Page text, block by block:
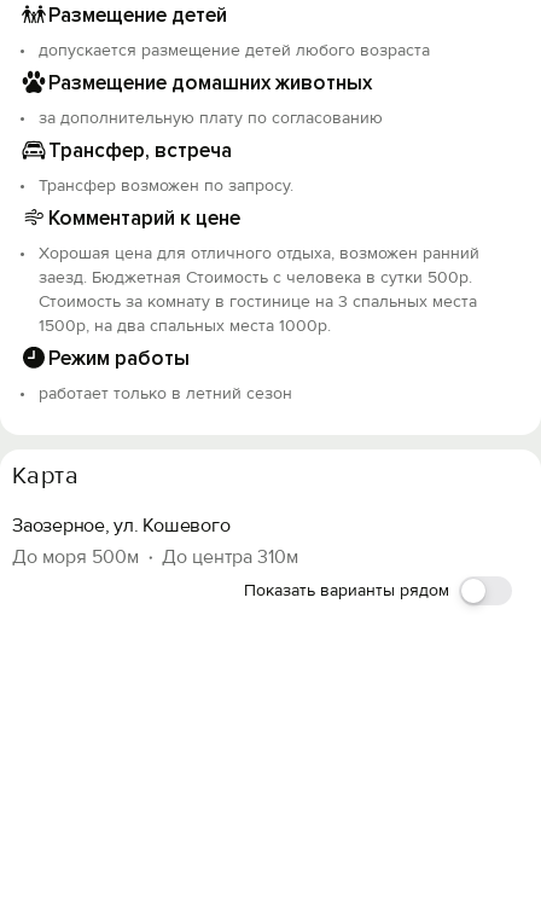
Размещение детей
допускается размещение детей любого возраста
Размещение домашних животных
за дополнительную плату по согласованию
Трансфер, встреча
Трансфер возможен по запросу.
Комментарий к цене
Хорошая цена для отличного отдыха, возможен ранний
заезд. Бюджетная Стоимость с человека в сутки 500р.
Стоимость за комнату в гостинице на 3 спальных места
1500р, на два спальных места 1000р.
Режим работы
работает только в летний сезон
Карта
Заозерное, ул. Кошевого
До моря 500м
До центра 310м
Показать варианты рядом